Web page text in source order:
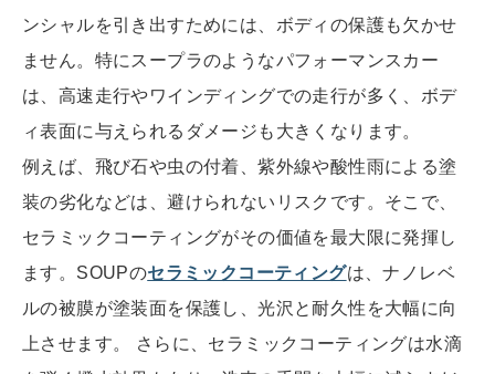
ンシャルを引き出すためには、ボディの保護も欠かせ
ません。特にスープラのようなパフォーマンスカー
は、高速走行やワインディングでの走行が多く、ボデ
ィ表面に与えられるダメージも大きくなります。
例えば、飛び石や虫の付着、紫外線や酸性雨による塗
装の劣化などは、避けられないリスクです。そこで、
セラミックコーティングがその価値を最大限に発揮し
ます。SOUPのセラミックコーティングは、ナノレベ
ルの被膜が塗装面を保護し、光沢と耐久性を大幅に向
上させます。 さらに、セラミックコーティングは水滴